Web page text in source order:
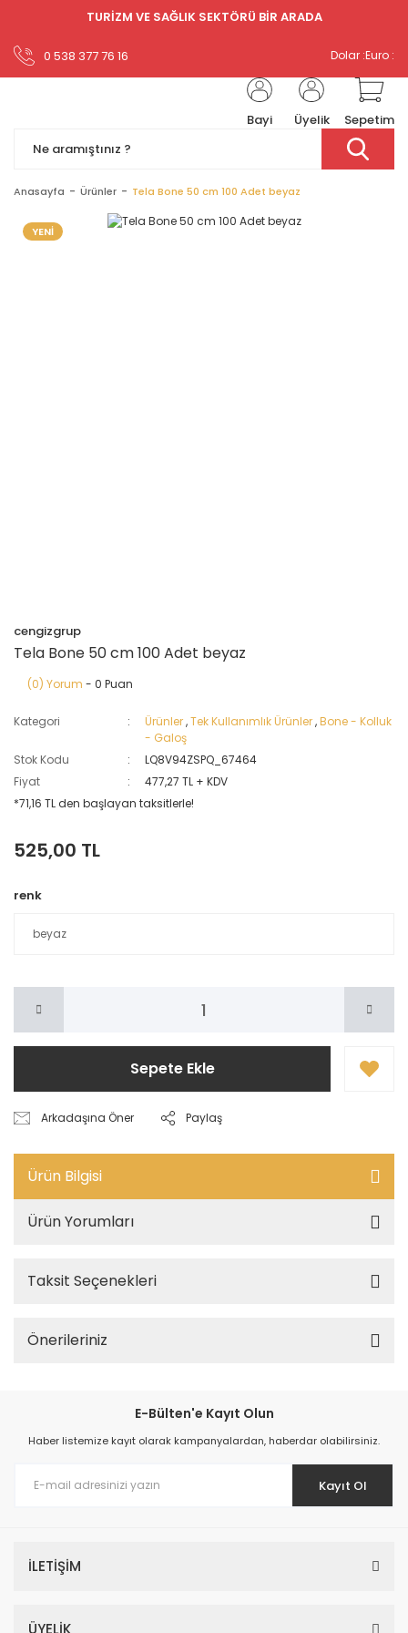
0 538 377 76 16
TURİZM VE SAĞLIK SEKTÖRÜ BİR ARADA
Dolar :Euro :
Bayi Üyelik Sepetim
Anasayfa Ürünler Tela Bone 50 cm 100 Adet beyaz
YENİ
cengizgrup
Tela Bone 50 cm 100 Adet beyaz
(0) Yorum - 0 Puan
Kategori Ürünler,Tek Kullanımlık Ürünler,Bone - Kolluk
- Galoş
Stok Kodu
LQ8V94ZSPQ_67464
Fiyat
477,27 TL + KDV
*71,16 TL den başlayan taksitlerle!
525,00 TL
renk
Sepete Ekle
Arkadaşına Öner Paylaş
Ürün Bilgisi
Ürün Yorumları
Taksit Seçenekleri
Önerileriniz
E-Bülten'e Kayıt Olun
Haber listemize kayıt olarak kampanyalardan, haberdar olabilirsiniz.
Kayıt Ol
İLETİŞİM
ÜYELİK